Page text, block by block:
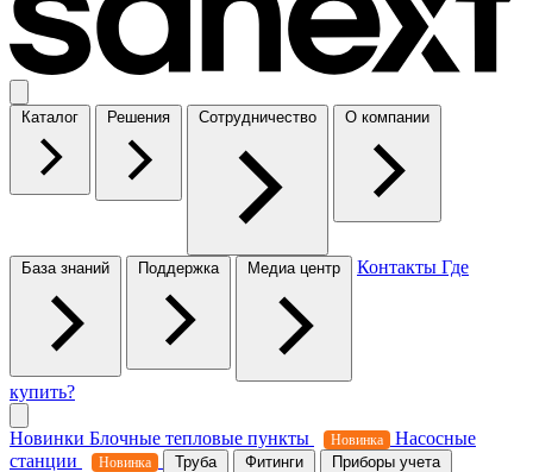
Каталог Решения Сотрудничество О компании
База знаний Поддержка Медиа центр Контакты Где
купить?
Новинки Блочные тепловые пункты Новинка
Насосные
станции
Новинка Труба Фитинги Приборы учета